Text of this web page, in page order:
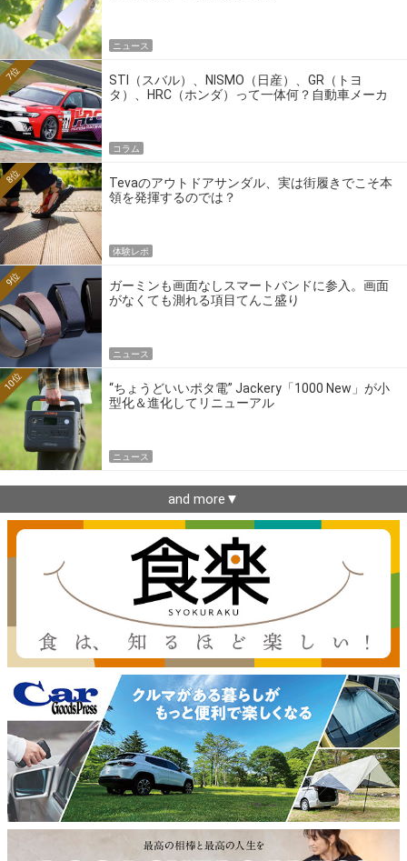
ニュース
STI（スバル）、NISMO（日産）、GR（トヨ
タ）、HRC（ホンダ）って一体何？自動車メーカ
7位
コラム
Tevaのアウトドアサンダル、実は街履きでこそ本
領を発揮するのでは？
8位
体験レポ
ガーミンも画面なしスマートバンドに参入。画面
がなくても測れる項目てんこ盛り
9位
ニュース
“ちょうどいいポタ電” Jackery「1000 New」が小
型化＆進化してリニューアル
10位
ニュース
and more▼